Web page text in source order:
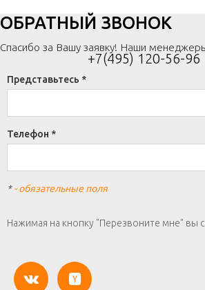
+7(495) 120-56-96
ОБРАТНЫЙ ЗВОНОК
Спасибо за Вашу заявку! Наши
Представьтесь *
Телефон *
*- обязательные поля
Нажимая на кнопку "Перезвоните мне" вы